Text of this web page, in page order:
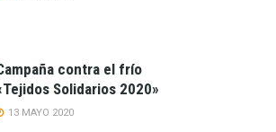
contra el frío
Solidarios 2020»
13 MAYO 2020